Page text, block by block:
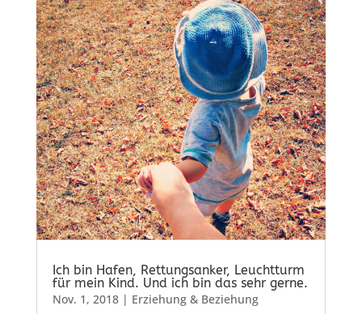
Ich bin Hafen, Rettungsanker, Leuchtturm
für mein Kind. Und ich bin das sehr gerne.
Nov. 1, 2018| Erziehung & Beziehung